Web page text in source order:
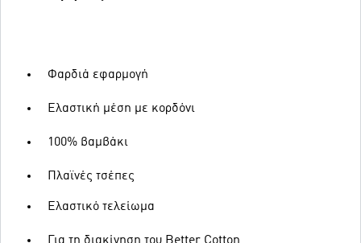
Φαρδιά εφαρμογή
Ελαστική μέση με κορδόνι
100% βαμβάκι
Πλαϊνές τσέπες
Ελαστικό τελείωμα